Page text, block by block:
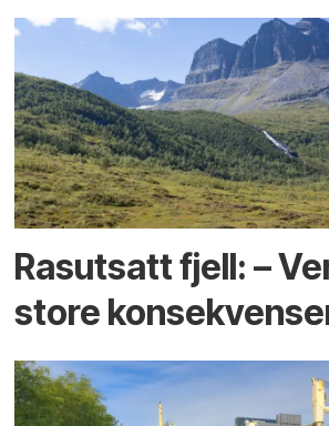
Rasutsatt fjell: –
store